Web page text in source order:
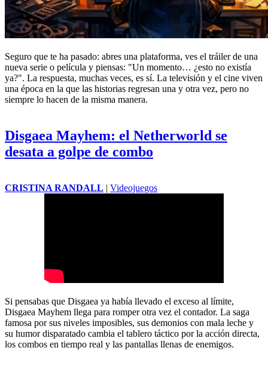
Seguro que te ha pasado: abres una plataforma, ves el tráiler de una
nueva serie o película y piensas: "Un momento… ¿esto no existía
ya?". La respuesta, muchas veces, es sí. La televisión y el cine viven
una época en la que las historias regresan una y otra vez, pero no
siempre lo hacen de la misma manera.
Disgaea Mayhem: el Netherworld se
desata a golpe de combo
CRISTINA RANDALL | Videojuegos
Si pensabas que Disgaea ya había llevado el exceso al límite,
Disgaea Mayhem llega para romper otra vez el contador. La saga
famosa por sus niveles imposibles, sus demonios con mala leche y
su humor disparatado cambia el tablero táctico por la acción directa,
los combos en tiempo real y las pantallas llenas de enemigos.